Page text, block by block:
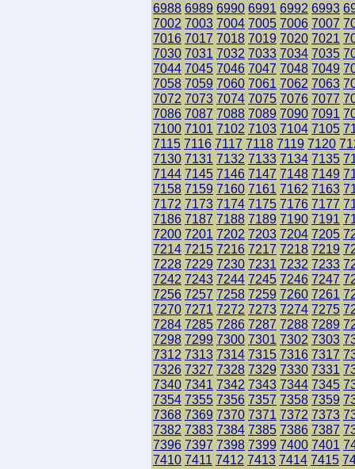
6988 6989 6990 6991 6992 6993
7002 7003 7004 7005 7006 7007
7016 7017 7018 7019 7020 7021
7030 7031 7032 7033 7034 7035
7044 7045 7046 7047 7048 7049
7058 7059 7060 7061 7062 7063
7072 7073 7074 7075 7076 7077
7086 7087 7088 7089 7090 7091
7100 7101 7102 7103 7104 7105
7115 7116 7117 7118 7119 7120
7130 7131 7132 7133 7134 7135
7144 7145 7146 7147 7148 7149
7158 7159 7160 7161 7162 7163
7172 7173 7174 7175 7176 7177
7186 7187 7188 7189 7190 7191
7200 7201 7202 7203 7204 7205
7214 7215 7216 7217 7218 7219
7228 7229 7230 7231 7232 7233
7242 7243 7244 7245 7246 7247
7256 7257 7258 7259 7260 7261
7270 7271 7272 7273 7274 7275
7284 7285 7286 7287 7288 7289
7298 7299 7300 7301 7302 7303
7312 7313 7314 7315 7316 7317
7326 7327 7328 7329 7330 7331
7340 7341 7342 7343 7344 7345
7354 7355 7356 7357 7358 7359
7368 7369 7370 7371 7372 7373
7382 7383 7384 7385 7386 7387
7396 7397 7398 7399 7400 7401
7410 7411 7412 7413 7414 7415